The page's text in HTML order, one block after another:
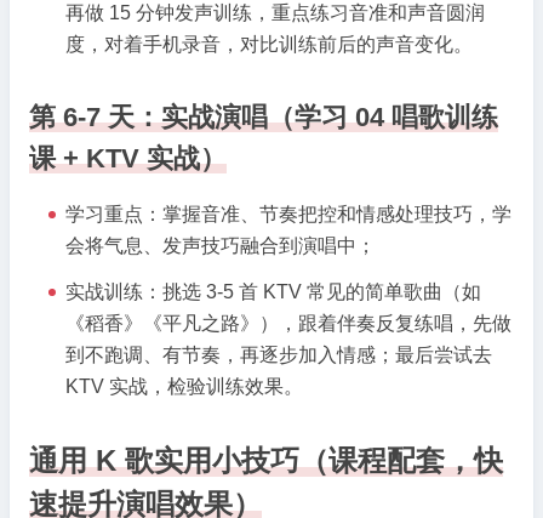
再做 15 分钟发声训练，重点练习音准和声音圆润
度，对着手机录音，对比训练前后的声音变化。
第 6-7 天：实战演唱（学习 04 唱歌训练
课 + KTV 实战）
学习重点：掌握音准、节奏把控和情感处理技巧，学
会将气息、发声技巧融合到演唱中；
实战训练：挑选 3-5 首 KTV 常见的简单歌曲（如
《稻香》《平凡之路》），跟着伴奏反复练唱，先做
到不跑调、有节奏，再逐步加入情感；最后尝试去
KTV 实战，检验训练效果。
通用 K 歌实用小技巧（课程配套，快
速提升演唱效果）